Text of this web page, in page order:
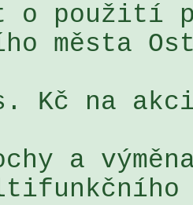
o použití
města
Kč na akci
a